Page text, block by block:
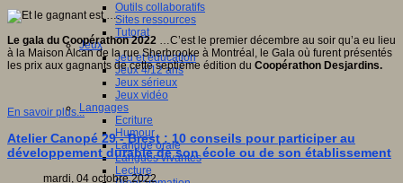
Outils collaboratifs
Sites ressources
Tutorat
Jeux
Jeu et éducation
Jeux 4/12 ans
Jeux sérieux
Jeux vidéo
Langages
Ecriture
Humour
Langue orale
Langues vivantes
Lecture
Le gala du Coopérathon 2022 …C’est le premier décembre au soir qu’a eu lieu
à la Maison Alcan de la rue Sherbrooke à Montréal, le Gala où furent présentés
les prix aux gagnants de cette septième édition du Coopérathon Desjardins.
En savoir plus...
Atelier Canopé 29 - Brest : 10 conseils pour participer au
développement durable de son école ou de son établissement
mardi, 04 octobre 2022